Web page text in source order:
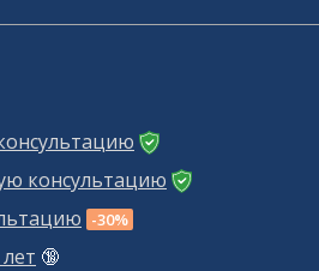
консультацию
-30%
🔞